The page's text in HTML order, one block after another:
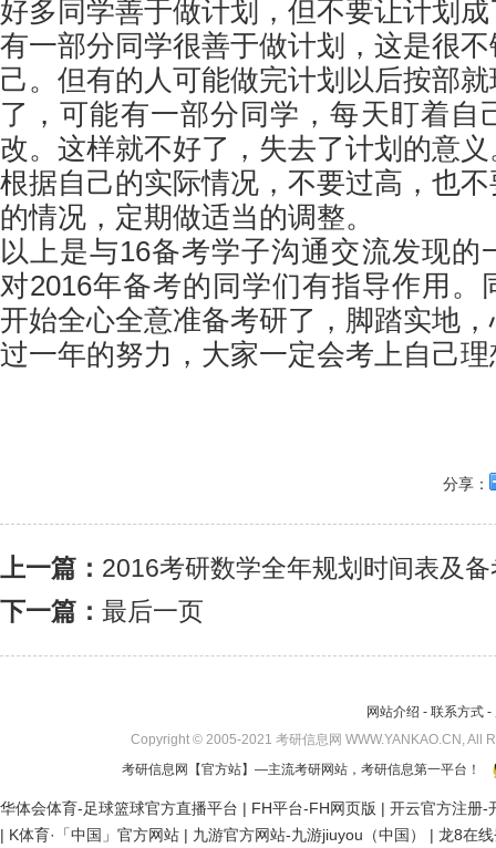
好多同学善于做计划，但不要让计划
有一部分同学很善于做计划，这是很
己。但有的人可能做完计划以后按部
了，可能有一部分同学，每天盯着自
改。这样就不好了，失去了计划的意
根据自己的实际情况，不要过高，也
的情况，定期做适当的调整。
以上是与16备考学子沟通交流发现的
对2016年备考的同学们有指导作用。
开始全心全意准备考研了，脚踏实地
过一年的努力，大家一定会考上自己
分享：
上一篇： 2016考研数学全年规划时间表及
下一篇： 最后一页
网站介绍 - 联系方式 -
Copyright © 2005-2021 考研信息网 WWW.YANKAO.CN,
考研信息网
【官方站】—主流考研网站，考研信息第一平台！
华体会体育-足球篮球官方直播平台 | FH平台-FH网页版 | 开云官方注册-
| K体育·「中国」官方网站 | 九游官方网站-九游jiuyou（中国） | 龙8在